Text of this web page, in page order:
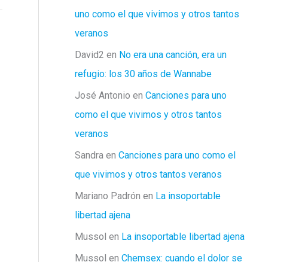
uno como el que vivimos y otros tantos
veranos
David2 en No era una canción, era un
refugio: los 30 años de Wannabe
José Antonio en Canciones para uno
como el que vivimos y otros tantos
veranos
Sandra en Canciones para uno como el
que vivimos y otros tantos veranos
Mariano Padrón en La insoportable
libertad ajena
Mussol en La insoportable libertad ajena
Mussol en Chemsex: cuando el dolor se